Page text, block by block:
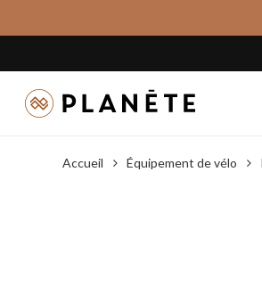
to
content
Accueil Équipement de vélo